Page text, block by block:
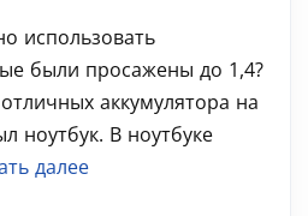
использовать
были просажены до 1,4?
аккумулятора на
ноутбук. В ноутбуке
далее